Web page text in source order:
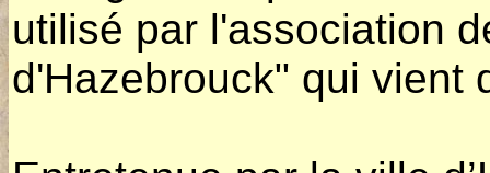
utilisé par l'association
d'Hazebrouck" qui vient